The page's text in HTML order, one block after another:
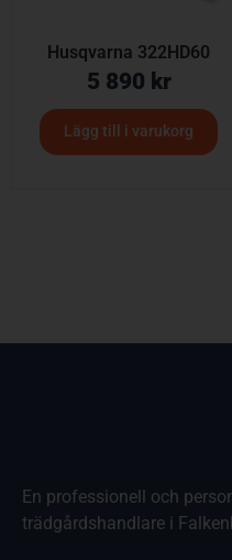
Husqvarna 322HD60
5 890 kr
Lägg till i varukorg
En professionell och
trädgårdshandlare i